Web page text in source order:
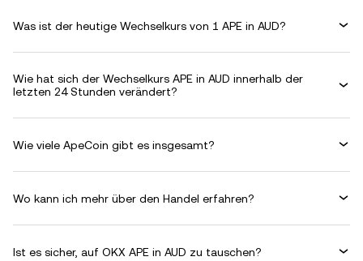
Was ist der heutige Wechselkurs von 1 APE in AUD?
Wie hat sich der Wechselkurs APE in AUD innerhalb der
letzten 24 Stunden verändert?
Wie viele ApeCoin gibt es insgesamt?
Wo kann ich mehr über den Handel erfahren?
Ist es sicher, auf OKX APE in AUD zu tauschen?